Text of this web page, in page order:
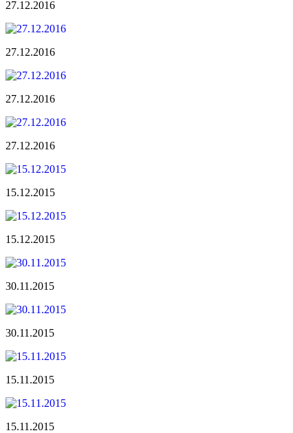
27.12.2016
27.12.2016
27.12.2016
27.12.2016
15.12.2015
15.12.2015
30.11.2015
30.11.2015
15.11.2015
15.11.2015